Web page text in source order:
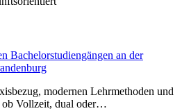
modernen Lehrmethoden und
ob Vollzeit, dual oder…